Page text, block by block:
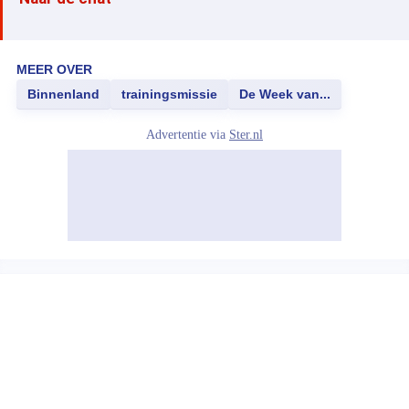
MEER OVER
Binnenland
trainingsmissie De Week van...
Advertentie via Ster.nl